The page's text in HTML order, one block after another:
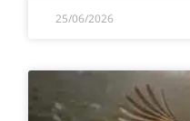
25/06/2026